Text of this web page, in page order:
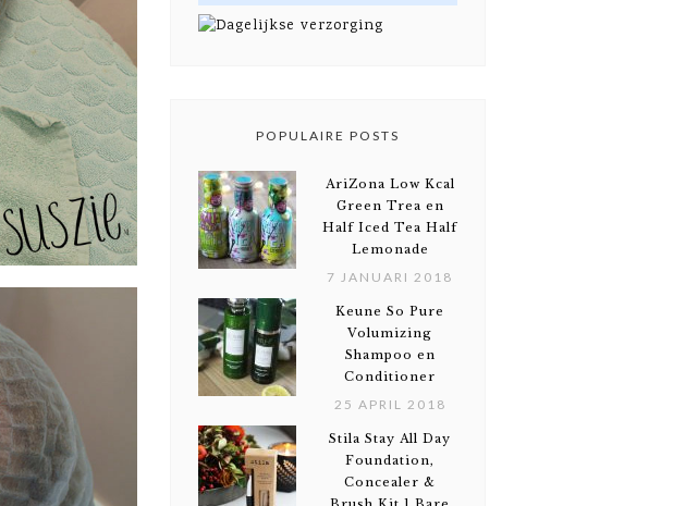
POPULAIRE POSTS
AriZona Low Kcal
Green Trea en
Half Iced Tea Half
Lemonade
7 JANUARI 2018
Keune So Pure
Volumizing
Shampoo en
Conditioner
25 APRIL 2018
Stila Stay All Day
Foundation,
Concealer &